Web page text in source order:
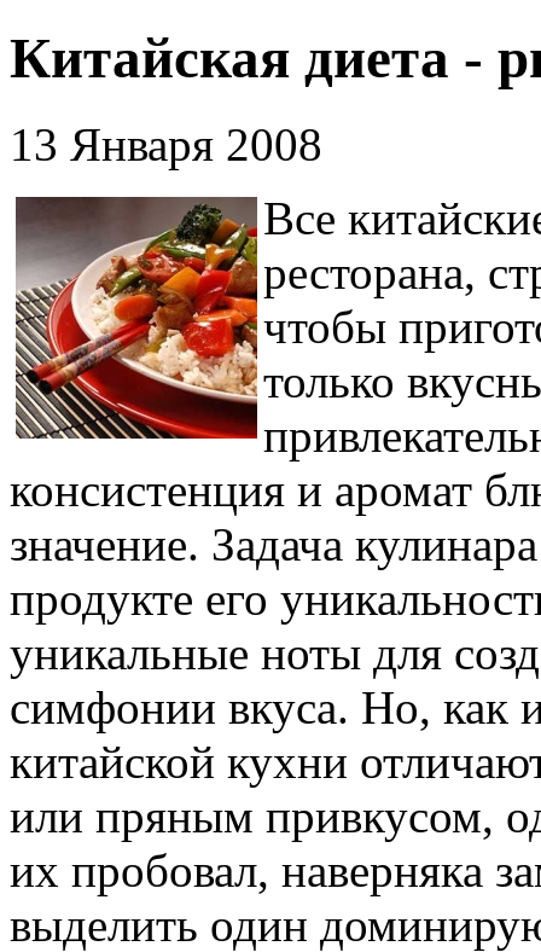
Китайская диета -
13 Января 2008
Все
ресторана,
чтобы
только
консистенция и аромат
значение. Задача
продукте его
уникальные ноты для
симфонии вкуса. Но, как
китайской кухни
или пряным привкусом,
их пробовал, наверняка
выделить один